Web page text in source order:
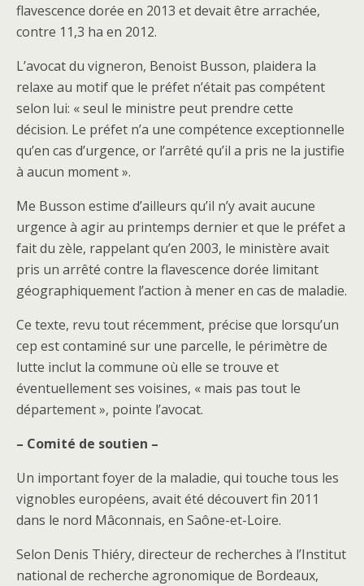
flavescence dorée en 2013 et devait être arrachée,
contre 11,3 ha en 2012.
L’avocat du vigneron, Benoist Busson, plaidera la
relaxe au motif que le préfet n’était pas compétent
selon lui: « seul le ministre peut prendre cette
décision. Le préfet n’a une compétence exceptionnelle
qu’en cas d’urgence, or l’arrêté qu’il a pris ne la justifie
à aucun moment ».
Me Busson estime d’ailleurs qu’il n’y avait aucune
urgence à agir au printemps dernier et que le préfet a
fait du zèle, rappelant qu’en 2003, le ministère avait
pris un arrêté contre la flavescence dorée limitant
géographiquement l’action à mener en cas de maladie.
Ce texte, revu tout récemment, précise que lorsqu’un
cep est contaminé sur une parcelle, le périmètre de
lutte inclut la commune où elle se trouve et
éventuellement ses voisines, « mais pas tout le
département », pointe l’avocat.
– Comité de soutien –
Un important foyer de la maladie, qui touche tous les
vignobles européens, avait été découvert fin 2011
dans le nord Mâconnais, en Saône-et-Loire.
Selon Denis Thiéry, directeur de recherches à l’Institut
national de recherche agronomique de Bordeaux,